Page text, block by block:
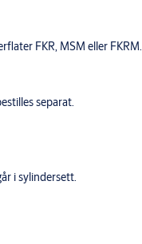
FKR, MSM eller FKRM.
separat.
i sylindersett.